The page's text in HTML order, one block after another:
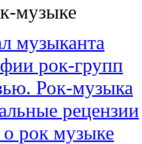
музыке
музыканта
рок-групп
Рок-музыка
рецензии
о рок музыке